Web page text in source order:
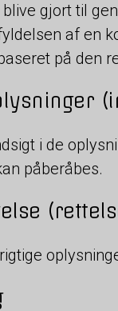
gjort til
af en
på den
i de
påberåbes.